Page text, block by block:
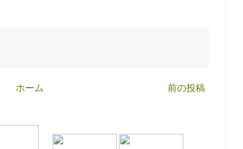
前の投稿
ホーム